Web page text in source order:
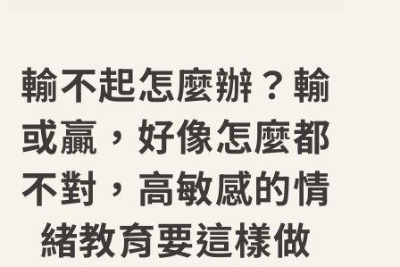
輸不起怎麼辦？輸
或贏，好像怎麼都
不對，高敏感的情
緒教育要這樣做